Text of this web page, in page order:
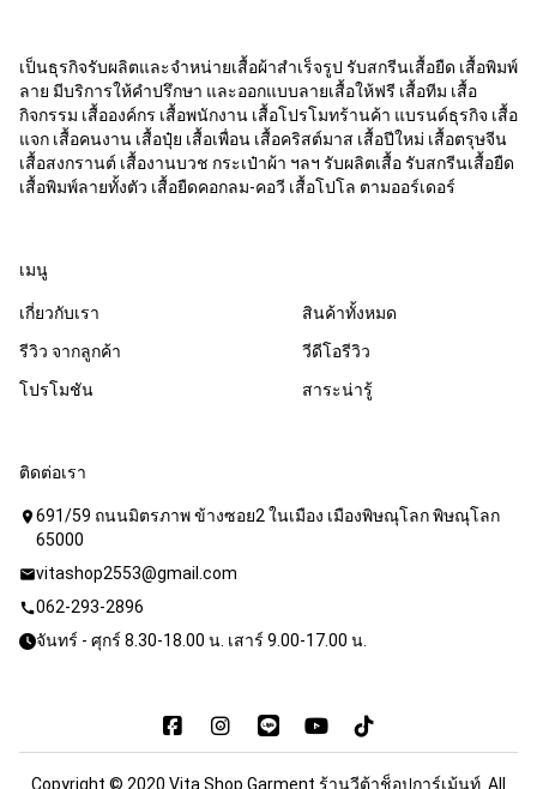
เป็นธุรกิจรับผลิตและจำหน่ายเสื้อผ้าสำเร็จรูป รับสกรีนเสื้อยืด เสื้อพิมพ์
ลาย มีบริการให้คำปรึกษา และออกแบบลายเสื้อให้ฟรี เสื้อทีม เสื้อ
กิจกรรม เสื้อองค์กร เสื้อพนักงาน เสื้อโปรโมทร้านค้า แบรนด์ธุรกิจ เสื้อ
แจก เสื้อคนงาน เสื้อปุ๋ย เสื้อเพื่อน เสื้อคริสต์มาส เสื้อปีใหม่ เสื้อตรุษจีน
เสื้อสงกรานต์ เสื้องานบวช กระเป๋าผ้า ฯลฯ รับผลิตเสื้อ รับสกรีนเสื้อยืด
เสื้อพิมพ์ลายทั้งตัว เสื้อยืดคอกลม-คอวี เสื้อโปโล ตามออร์เดอร์
เมนู
เกี่ยวกับเรา
สินค้าทั้งหมด
รีวิว จากลูกค้า
วีดีโอรีวิว
โปรโมชัน
สาระน่ารู้
ติดต่อเรา
location_on 691/59 ถนนมิตรภาพ ข้างซอย2 ในเมือง เมืองพิษณุโลก พิษณุโลก
65000
mailvitashop2553@gmail.com
call062-293-2896
จันทร์ - ศุกร์ 8.30-18.00 น. เสาร์ 9.00-17.00 น.
Copyright © 2020 Vita Shop Garment ร้านวีต้าช็อปการ์เม้นท์. All